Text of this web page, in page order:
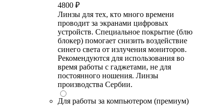
4800 ₽
Линзы для тех, кто много времени
проводит за экранами цифровых
устройств. Специальное покрытие (блю
блокер) помогает снизить воздействие
синего света от излучения мониторов.
Рекомендуются для использования во
время работы с гаджетами, не для
постоянного ношения. Линзы
производства Сербии.
Для работы за компьютером (премиум)